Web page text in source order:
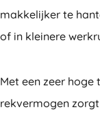
makkelijker te
of in kleinere
Met een zeer hoge
rekvermogen